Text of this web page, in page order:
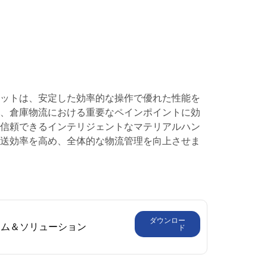
トは、安定した効率的な操作で優れた性能を
倉庫物流における重要なペインポイントに効
頼できるインテリジェントなマテリアルハン
効率を高め、全体的な物流管理を向上させま
＆ソリューション
ダウンロー
ド